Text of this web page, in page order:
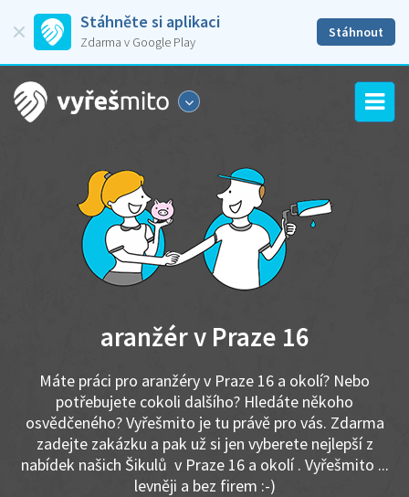
Stáhněte si aplikaci
Zdarma v Google Play
Stáhnout
aranžér v Praze 16
Máte práci pro aranžéry v Praze 16 a okolí? Nebo
potřebujete cokoli dalšího? Hledáte někoho
osvědčeného? Vyřešmito je tu právě pro vás. Zdarma
zadejte zakázku a pak už si jen vyberete nejlepší z
nabídek našich Šikulů v Praze 16 a okolí . Vyřešmito ...
levněji a bez firem :-)